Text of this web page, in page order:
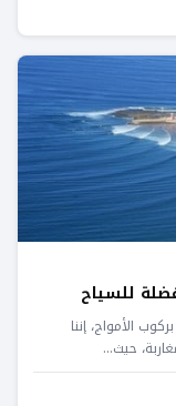
بركوب الأمواج، إننا
حيث...